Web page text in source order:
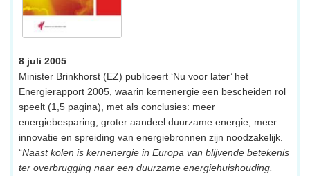
8 juli 2005
Minister Brinkhorst (EZ) publiceert ‘Nu voor later’ het
Energierapport 2005, waarin kernenergie een bescheiden rol
speelt (1,5 pagina), met als conclusies: meer
energiebesparing, groter aandeel duurzame energie; meer
innovatie en spreiding van energiebronnen zijn noodzakelijk.
“Naast kolen is kernenergie in Europa van blijvende betekenis
ter overbrugging naar een duurzame energiehuishouding.